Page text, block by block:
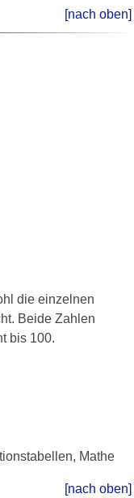
[nach oben]
die einzelnen
Beide Zahlen
bis 100.
Mathe
[nach oben]